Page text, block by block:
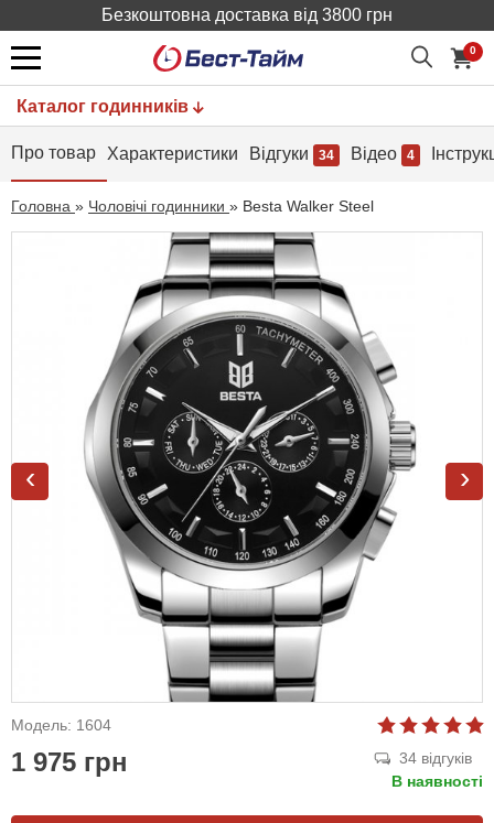
Безкоштовна доставка від 3800 грн
0
Каталог годинників
Про товар Характеристики Відгуки 34 Відео 4
Головна » Чоловічі годинники » Besta Walker Steel
‹ ›
Модель: 1604
1 975 грн
34 відгуків
В наявності